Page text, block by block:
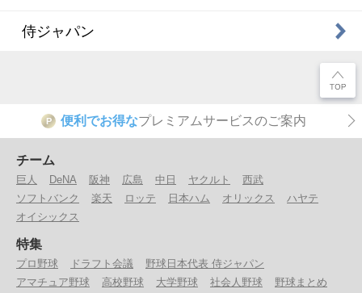
侍ジャパン
P 便利でお得なプレミアムサービスのご案内
チーム
巨人 DeNA 阪神 広島 中日 ヤクルト
西武
ソフトバンク
楽天 ロッテ 日本ハム オリックス
ハヤテ
オイシックス
特集
プロ野球 ドラフト会議
野球日本代表 侍ジャパン
アマチュア野球
高校野球 大学野球 社会人野球 野球まとめ